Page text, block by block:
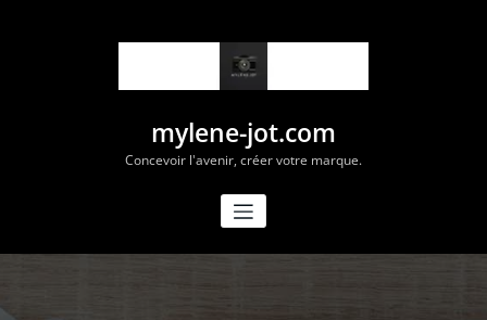
mylene-jot.com
Concevoir l'avenir, créer votre marque.